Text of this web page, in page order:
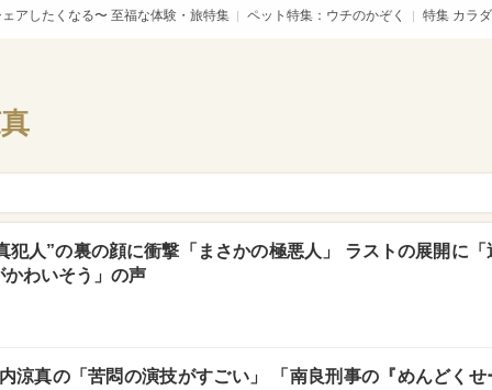
アしたくなる〜 至福な体験・旅特集 ペット特集：ウチのかぞく 特集 カラ
犯人”の裏の顔に衝撃「まさかの極悪人」 ラストの展開に「
わいそう」の声
内涼真の「苦悶の演技がすごい」 「南良刑事の『めんどくせ